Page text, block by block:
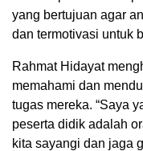
yang bertujuan agar
dan termotivasi untuk
Rahmat Hidayat
memahami dan
tugas mereka. “Saya
peserta didik adalah
kita sayangi dan jaga